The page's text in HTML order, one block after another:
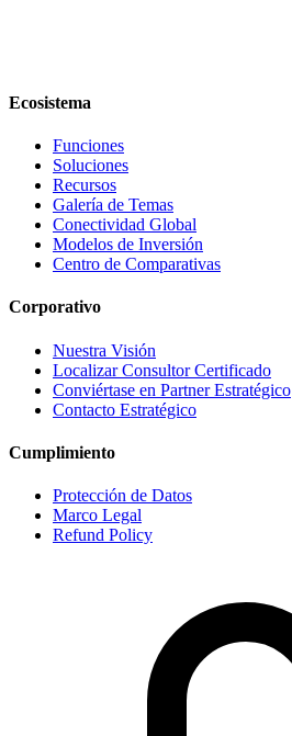
Ecosistema
Funciones
Soluciones
Recursos
Galería de Temas
Conectividad Global
Modelos de Inversión
Centro de Comparativas
Corporativo
Nuestra Visión
Localizar Consultor Certificado
Conviértase en Partner Estratégico
Contacto Estratégico
Cumplimiento
Protección de Datos
Marco Legal
Refund Policy